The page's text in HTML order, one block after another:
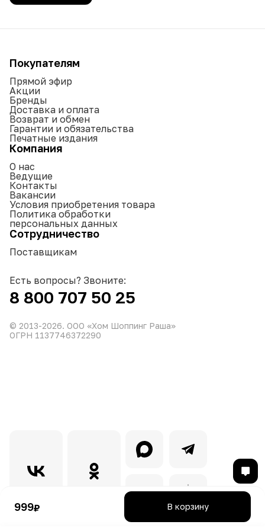
999₽ В корзину
Покупателям
Прямой эфир
Акции
Бренды
Доставка и оплата
Возврат и обмен
Гарантии и обязательства
Печатные издания
Компания
О нас
Ведущие
Контакты
Вакансии
Условия приобретения товара
Политика обработки
персональных данных
Сотрудничество
Поставщикам
Есть вопросы? Звоните:
8 800 707 50 25
© 2013-2026. ООО «Хом Шоппинг Раша»
ОГРН 1137746372290